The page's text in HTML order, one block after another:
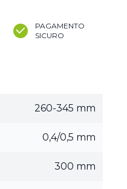
PAGAMENTO
SICURO
260-345 mm
0,4/0,5 mm
300 mm